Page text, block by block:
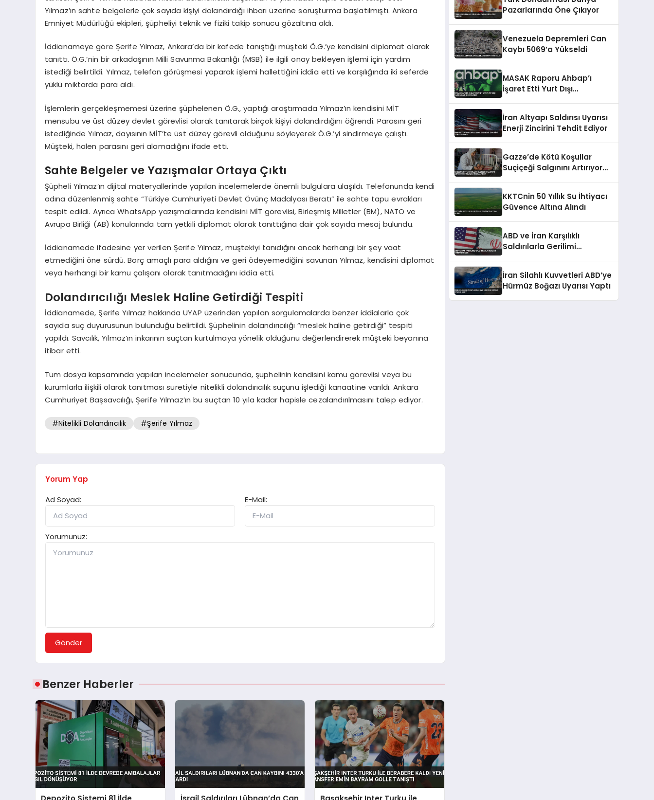
Yılmaz’ın sahte belgelerle çok sayıda kişiyi dolandırdığı ihbarı üzerine soruşturma başlatılmıştı. Ankara
Emniyet Müdürlüğü ekipleri, şüpheliyi teknik ve fiziki takip sonucu gözaltına aldı.
İddianameye göre Şerife Yılmaz, Ankara’da bir kafede tanıştığı müşteki Ö.G.’ye kendisini diplomat olarak
tanıttı. Ö.G.’nin bir arkadaşının Milli Savunma Bakanlığı (MSB) ile ilgili onay bekleyen işlemi için yardım
istediği belirtildi. Yılmaz, telefon görüşmesi yaparak işlemi hallettiğini iddia etti ve karşılığında iki seferde
yüklü miktarda para aldı.
İşlemlerin gerçekleşmemesi üzerine şüphelenen Ö.G., yaptığı araştırmada Yılmaz’ın kendisini MİT
mensubu ve üst düzey devlet görevlisi olarak tanıtarak birçok kişiyi dolandırdığını öğrendi. Parasını geri
istediğinde Yılmaz, dayısının MİT’te üst düzey görevli olduğunu söyleyerek Ö.G.’yi sindirmeye çalıştı.
Müşteki, halen parasını geri alamadığını ifade etti.
Sahte Belgeler ve Yazışmalar Ortaya Çıktı
Şüpheli Yılmaz’ın dijital materyallerinde yapılan incelemelerde önemli bulgulara ulaşıldı. Telefonunda kendi
adına düzenlenmiş sahte “Türkiye Cumhuriyeti Devlet Övünç Madalyası Beratı” ile sahte tapu evrakları
tespit edildi. Ayrıca WhatsApp yazışmalarında kendisini MİT görevlisi, Birleşmiş Milletler (BM), NATO ve
Avrupa Birliği (AB) konularında tam yetkili diplomat olarak tanıttığına dair çok sayıda mesaj bulundu.
İddianamede ifadesine yer verilen Şerife Yılmaz, müştekiyi tanıdığını ancak herhangi bir şey vaat
etmediğini öne sürdü. Borç amaçlı para aldığını ve geri ödeyemediğini savunan Yılmaz, kendisini diplomat
veya herhangi bir kamu çalışanı olarak tanıtmadığını iddia etti.
Dolandırıcılığı Meslek Haline Getirdiği Tespiti
İddianamede, Şerife Yılmaz hakkında UYAP üzerinden yapılan sorgulamalarda benzer iddialarla çok
sayıda suç duyurusunun bulunduğu belirtildi. Şüphelinin dolandırıcılığı “meslek haline getirdiği” tespiti
yapıldı. Savcılık, Yılmaz’ın inkarının suçtan kurtulmaya yönelik olduğunu değerlendirerek müşteki beyanına
itibar etti.
Tüm dosya kapsamında yapılan incelemeler sonucunda, şüphelinin kendisini kamu görevlisi veya bu
kurumlarla ilişkili olarak tanıtması suretiyle nitelikli dolandırıcılık suçunu işlediği kanaatine varıldı. Ankara
Cumhuriyet Başsavcılığı, Şerife Yılmaz’ın bu suçtan 10 yıla kadar hapisle cezalandırılmasını talep ediyor.
#Nitelikli Dolandırıcılık #Şerife Yılmaz
Yorum Yap
Ad Soyad:
E-Mail:
Yorumunuz:
Gönder
Benzer Haberler
Pazarlarında Öne Çıkıyor
Venezuela Depremleri Can
Kaybı 5069’a Yükseldi
MASAK Raporu Ahbap’ı
İşaret Etti Yurt Dışı
İran Altyapı Saldırısı Uyarısı
Enerji Zincirini Tehdit Ediyor
Gazze’de Kötü Koşullar
Suçiçeği Salgınını Artırıyor
KKTCnin 50 Yıllık Su İhtiyacı
Güvence Altına Alındı
ABD ve İran Karşılıklı
Saldırılarla Gerilimi
İran Silahlı Kuvvetleri ABD’ye
Hürmüz Boğazı Uyarısı Yaptı